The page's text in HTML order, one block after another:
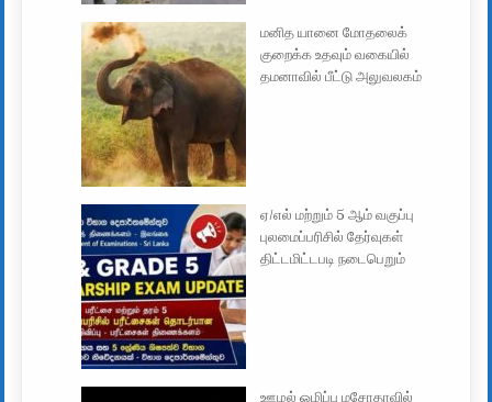
மனித யானை மோதலைக்
குறைக்க உதவும் வகையில்
தமனாவில் பீட்டு அலுவலகம்
ஏ/எல் மற்றும் 5 ஆம் வகுப்பு
புலமைப்பரிசில் தேர்வுகள்
திட்டமிட்டபடி நடைபெறும்
ஊழல் ஒழிப்பு மசோதாவில்